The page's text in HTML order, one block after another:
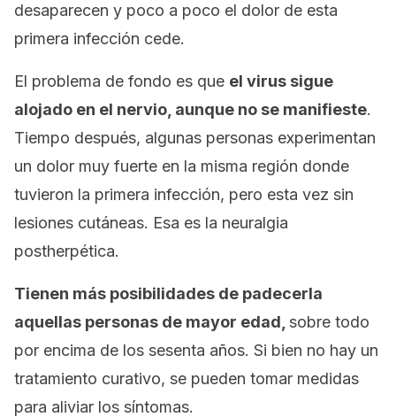
desaparecen y poco a poco el dolor de esta
primera infección cede.
El problema de fondo es que el virus sigue
alojado en el nervio, aunque no se manifieste.
Tiempo después, algunas personas experimentan
un dolor muy fuerte en la misma región donde
tuvieron la primera infección, pero esta vez sin
lesiones cutáneas. Esa es la neuralgia
postherpética.
Tienen más posibilidades de padecerla
aquellas personas de mayor edad, sobre todo
por encima de los sesenta años. Si bien no hay un
tratamiento curativo, se pueden tomar medidas
para aliviar los síntomas.